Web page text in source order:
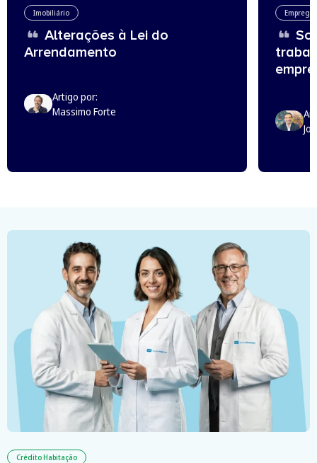
Imobiliário
Alterações à Lei do
Arrendamento
Artigo por:
Massimo Forte
Emprego
Crédito Habitação